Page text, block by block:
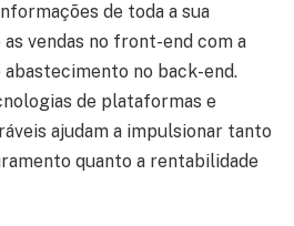
de toda a sua
vendas no front-end com a
abastecimento no back-end.
de plataformas e
ajudam a impulsionar tanto
quanto a rentabilidade